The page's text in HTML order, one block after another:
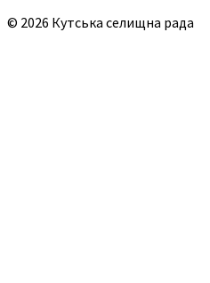
© 2026 Кутська селищна рада